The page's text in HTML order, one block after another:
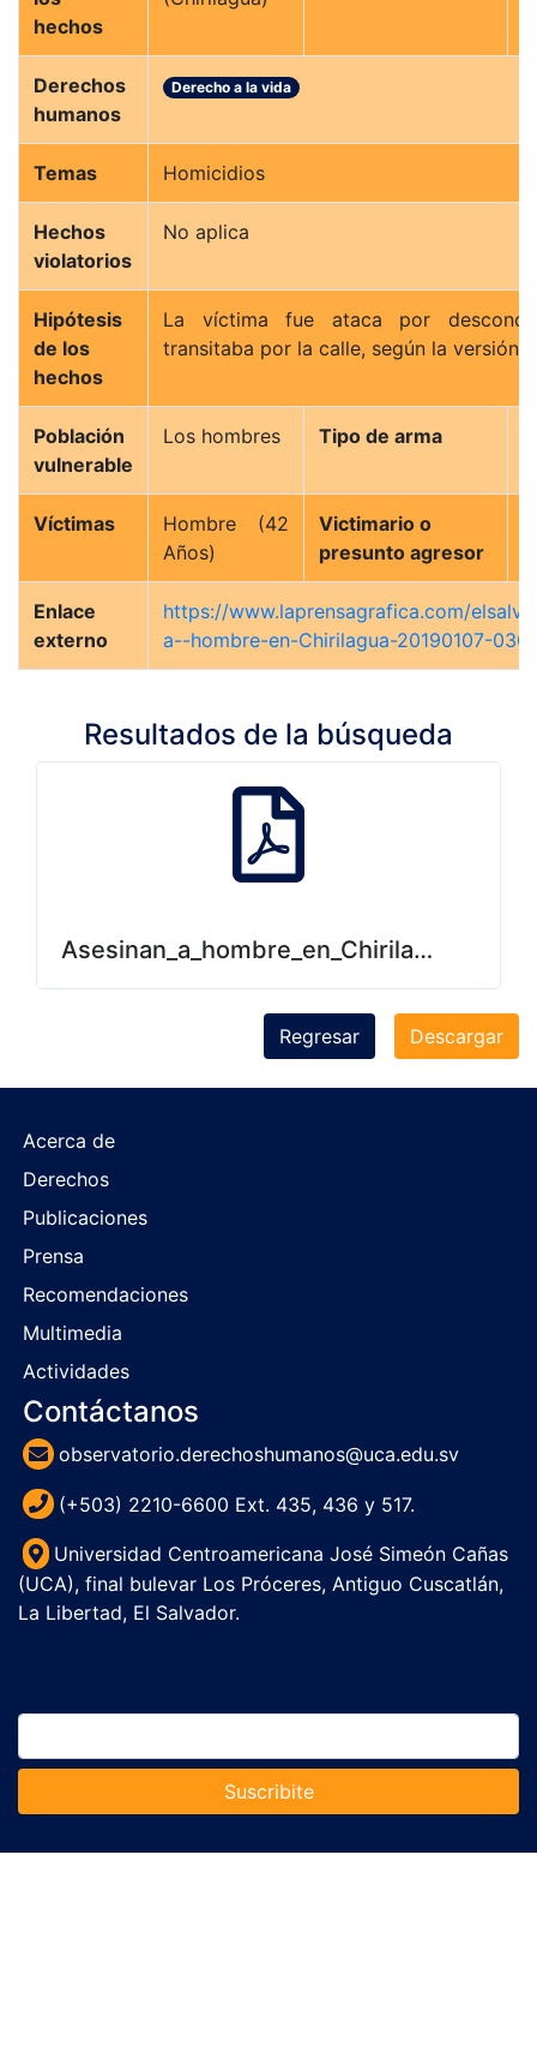
hechos
Derechos
humanos
Derecho a la vida
Temas Homicidios
Hechos
violatorios
No aplica
Hipótesis
de los
hechos
La víctima fue ataca por
transitaba por la calle, según la versión
Población
vulnerable
Los hombres Tipo de arma
Víctimas
Hombre (42
Años)
Victimario o
presunto agresor
Enlace
externo
https://www.laprensagrafica.com/
a--hombre-en-Chirilagua-20190107-
Resultados de la búsqueda
Asesinan_a_hombre_en_Chirilagua.pdf
Descargar
Regresar
Acerca de
Derechos
Publicaciones
Prensa
Recomendaciones
Multimedia
Actividades
Contáctanos
observatorio.derechoshumanos@uca.edu.sv
(+503) 2210-6600 Ext. 435, 436 y 517.
Universidad Centroamericana José Simeón Cañas
(UCA), final bulevar Los Próceres, Antiguo Cuscatlán,
La Libertad, El Salvador.
Suscribite